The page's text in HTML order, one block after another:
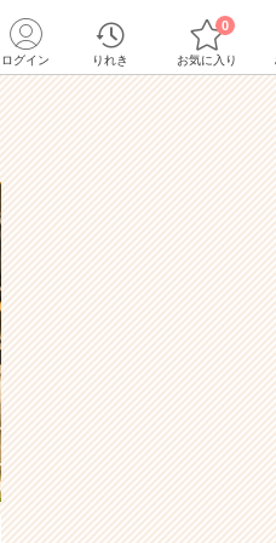
ログイン りれき お気に入り
0